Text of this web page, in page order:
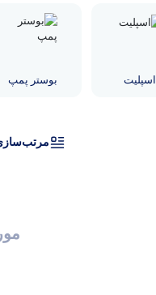
اسپلیت بوستر پمپ